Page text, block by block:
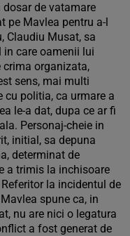
dosar de vatamare
pe Mavlea pentru a-l
Claudiu Musat, sa
care oamenii lui
organizata,
sens, mai multi
cu politia, ca urmare a
le-a dat, dupa ce ar fi
Personaj-cheie in
initial, sa depuna
determinat de
a trimis la inchisoare
la incidentul de
spune ca, in
nu are nici o legatura
a fost generat de